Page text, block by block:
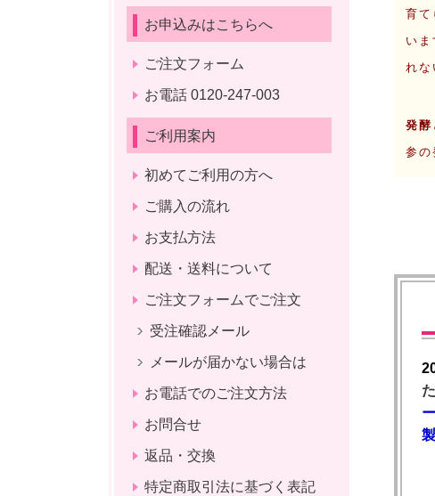
育て
いま
れな
発酵
参の
お申込みはこちらへ
ご注文フォーム
お電話 0120-247-003
ご利用案内
初めてご利用の方へ
ご購入の流れ
お支払方法
配送・送料について
ご注文フォームでご注文
受注確認メール
メールが届かない場合は
お電話でのご注文方法
お問合せ
返品・交換
特定商取引法に基づく表記